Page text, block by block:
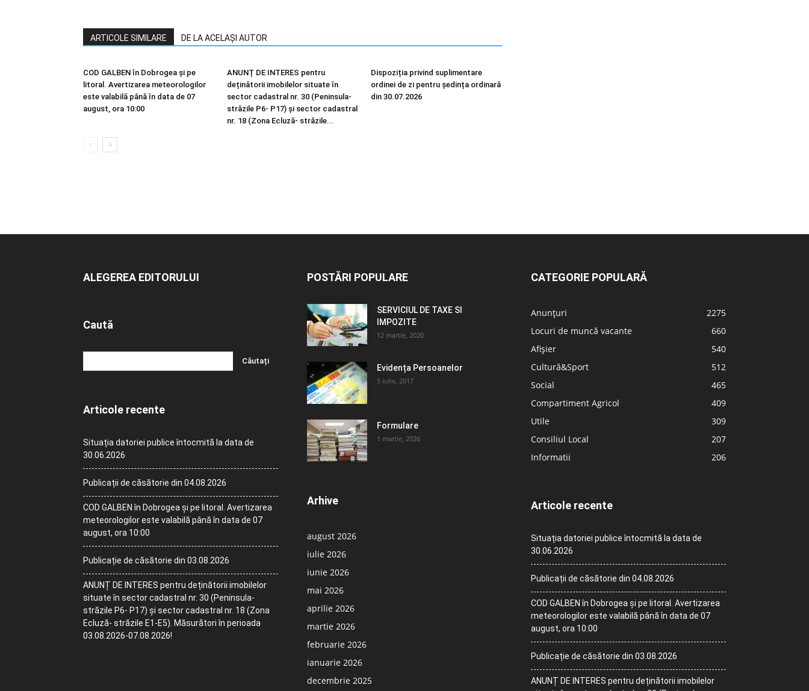
ARTICOLE SIMILARE DE LA ACELAȘI AUTOR
COD GALBEN în Dobrogea și pe
litoral. Avertizarea meteorologilor
este valabilă până în data de 07
august, ora 10:00
ANUNȚ DE INTERES pentru
deținătorii imobilelor situate în
sector cadastral nr. 30 (Peninsula-
străzile P6- P17) și sector cadastral
nr. 18 (Zona Ecluză- străzile...
Dispoziția privind suplimentare
ordinei de zi pentru ședința ordinară
din 30.07.2026
ALEGEREA EDITORULUI
Caută
Articole recente
Situația datoriei publice întocmită la data de
30.06.2026
Publicații de căsătorie din 04.08.2026
COD GALBEN în Dobrogea și pe litoral. Avertizarea
meteorologilor este valabilă până în data de 07
august, ora 10:00
Publicație de căsătorie din 03.08.2026
ANUNȚ DE INTERES pentru deținătorii imobilelor
situate în sector cadastral nr. 30 (Peninsula-
străzile P6- P17) și sector cadastral nr. 18 (Zona
Ecluză- străzile E1-E5). Măsurători în perioada
03.08.2026-07.08.2026!
POSTĂRI POPULARE
SERVICIUL DE TAXE SI
IMPOZITE
12 martie, 2020
Evidența Persoanelor
5 iulie, 2017
Formulare
1 martie, 2026
Arhive
august 2026
iulie 2026
iunie 2026
mai 2026
aprilie 2026
martie 2026
februarie 2026
ianuarie 2026
decembrie 2025
CATEGORIE POPULARĂ
Anunțuri
2275
Locuri de muncă vacante
660
Afișier
540
Cultură&Sport
512
Social
465
Compartiment Agricol
409
Utile
309
Consiliul Local
207
Informatii
206
Articole recente
Situația datoriei publice întocmită la data de
30.06.2026
Publicații de căsătorie din 04.08.2026
COD GALBEN în Dobrogea și pe litoral. Avertizarea
meteorologilor este valabilă până în data de 07
august, ora 10:00
Publicație de căsătorie din 03.08.2026
ANUNȚ DE INTERES pentru deținătorii imobilelor